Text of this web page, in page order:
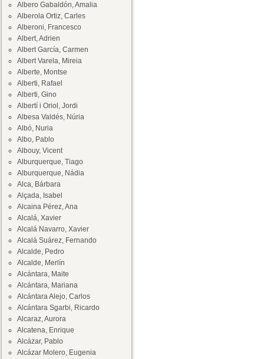
Albero Gabaldón, Amalia
Alberola Ortiz, Carles
Alberoni, Francesco
Albert, Adrien
Albert García, Carmen
Albert Varela, Mireia
Alberte, Montse
Alberti, Rafael
Alberti, Gino
Albertí i Oriol, Jordi
Albesa Valdés, Núria
Albó, Nuria
Albo, Pablo
Albouy, Vicent
Alburquerque, Tiago
Alburquerque, Nádia
Alca, Bárbara
Alçada, Isabel
Alcaina Pérez, Ana
Alcalá, Xavier
Alcalá Navarro, Xavier
Alcalá Suárez, Fernando
Alcalde, Pedro
Alcalde, Merlín
Alcántara, Maite
Alcántara, Mariana
Alcántara Alejo, Carlos
Alcántara Sgarbi, Ricardo
Alcaraz, Aurora
Alcatena, Enrique
Alcázar, Pablo
Alcázar Molero, Eugenia